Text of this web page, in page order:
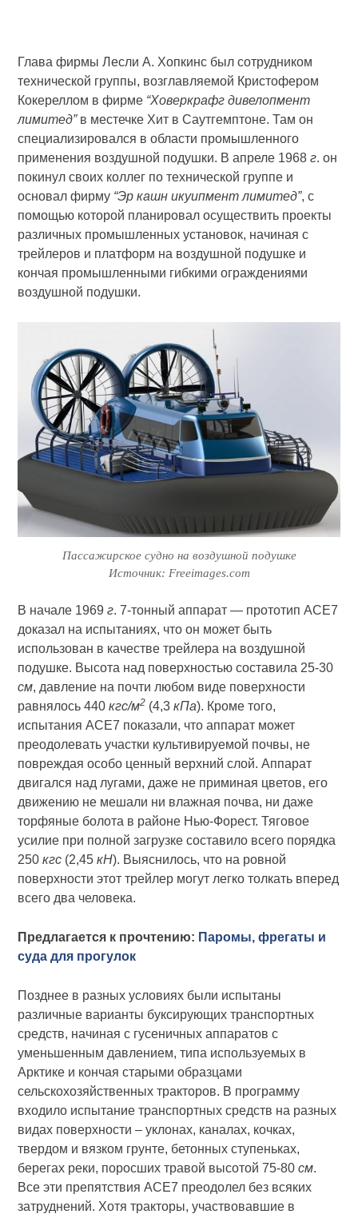
Глава фирмы Лесли А. Хопкинс был сотрудником
технической группы, возглавляемой Кристофером
Кокереллом в фирме “Ховеркрафг дивелопмент
лимитед”в местечке Хит в Саутгемптоне. Там он
специализировался в области промышленного
применения воздушной подушки. В апреле 1968г. он
покинул своих коллег по технической группе и
основал фирму “Эр кашн икуипмент лимитед”, с
помощью которой планировал осуществить проекты
различных промышленных установок, начиная с
трейлеров и платформ на воздушной подушке и
кончая промышленными гибкими ограждениями
воздушной подушки.
Пассажирское судно на воздушной подушке
Источник: Freeimages.com
В начале 1969г. 7-тонный аппарат — прототип АСЕ7
доказал на испытаниях, что он может быть
использован в качестве трейлера на воздушной
подушке. Высота над поверхностью составила 25-30
см, давление на почти любом виде поверхности
равнялось 440кгс/м2 (4,3кПа). Кроме того,
испытания АСЕ7 показали, что аппарат может
преодолевать участки культивируемой почвы, не
повреждая особо ценный верхний слой. Аппарат
двигался над лугами, даже не приминая цветов, его
движению не мешали ни влажная почва, ни даже
торфяные болота в районе Нью-Форест. Тяговое
усилие при полной загрузке составило всего порядка
250кгс (2,45кН). Выяснилось, что на ровной
поверхности этот трейлер могут легко толкать вперед
всего два человека.
Предлагается к прочтению: Паромы, фрегаты и
суда для прогулок
Позднее в разных условиях были испытаны
различные варианты буксирующих транспортных
средств, начиная с гусеничных аппаратов с
уменьшенным давлением, типа используемых в
Арктике и кончая старыми образцами
сельскохозяйственных тракторов. В программу
входило испытание транспортных средств на разных
видах поверхности – уклонах, каналах, кочках,
твердом и вязком грунте, бетонных ступеньках,
берегах реки, поросших травой высотой 75-80см.
Все эти препятствия АСЕ7 преодолел без всяких
затруднений. Хотя тракторы, участвовавшие в